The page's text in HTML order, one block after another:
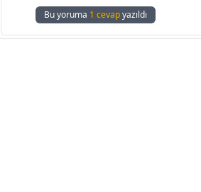
Bu yoruma 1 cevapyazıldı